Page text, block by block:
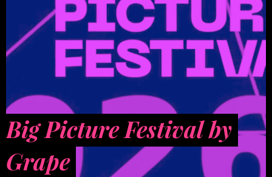
Big Picture Festival by
Grape